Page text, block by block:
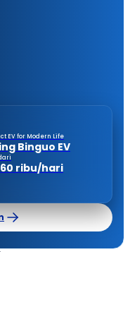
EV for Modern Life
Binguo EV
ribu/hari